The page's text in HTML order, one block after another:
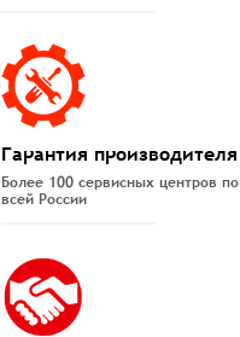
Гарантия производителя
Более 100 сервисных центров по
всей России